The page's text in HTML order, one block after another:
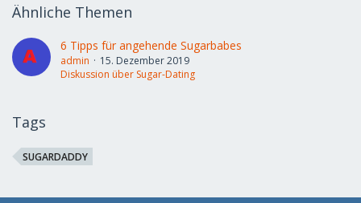
Ähnliche Themen
6 Tipps für angehende Sugarbabes
admin
15. Dezember 2019
Diskussion über Sugar-Dating
Tags
SUGARDADDY